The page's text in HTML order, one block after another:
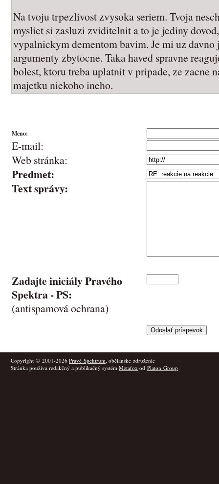
Na tvoju trpezlivost zvysoka seriem. Tvoja
mysliet si zasluzi zviditelnit a to je jediny
vypalnickym dementom bavim. Je mi uz davno
argumenty zbytocne. Taka haved spravne
bolest, ktoru treba uplatnit v pripade, ze zacne
majetku niekoho ineho.
Meno:
E-mail:
Web stránka:
Predmet:
Text správy:
Zadajte iniciály Pravého
Spektra -PS:
(antispamová ochrana)
Copyright © 2001-2026 Pravé Spektrum, občianske združenie
Stránka používa redakčný a publikačný systém Metafox od Platon Group